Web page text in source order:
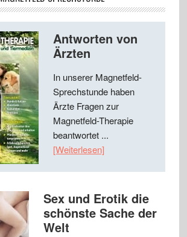
Antworten von
Ärzten
In unserer Magnetfeld-
Sprechstunde haben
Ärzte Fragen zur
Magnetfeld-Therapie
beantwortet ...
[Weiterlesen]
Sex und Erotik die
schönste Sache der
Welt